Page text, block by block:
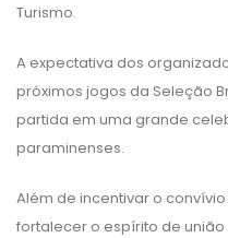
Turismo.
A expectativa dos
próximos jogos da Seleção
partida em uma grande
paraminenses.
Além de incentivar o
fortalecer o espírito de